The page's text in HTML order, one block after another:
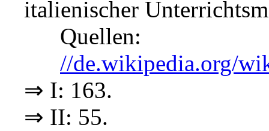
italienischer
Quellen:
//de.wikipedia.org/
⇒ I: 163.
⇒ II: 55.